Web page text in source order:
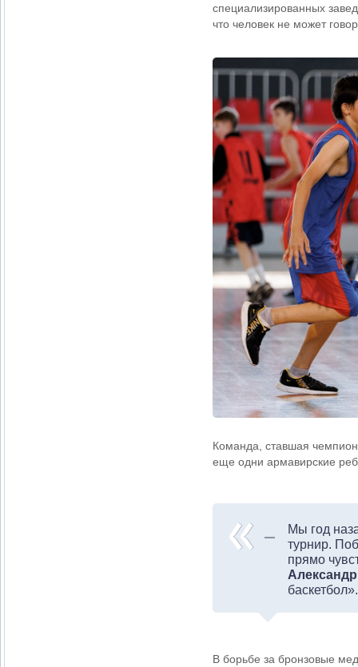
специализированных
что человек не может
Команда, ставшая
еще одни армавирские
Мы год
турнир.
прямо
баскетбол».
В борьбе за бронзовые